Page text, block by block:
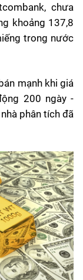
chưa
khoảng 137,8
trong nước
mạnh khi giá
200 ngày -
phân tích đã